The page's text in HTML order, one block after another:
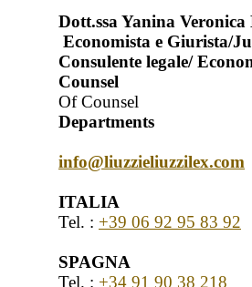
Dott.ssa Yanina Veronica
Economista e Giurista/
Consulente legale/
Counsel
Of Counsel
Departments
info@liuzzieliuzzilex.com
ITALIA
Tel. : +39 06 92 95 83 92
SPAGNA
Tel. : +34 91 90 38 218